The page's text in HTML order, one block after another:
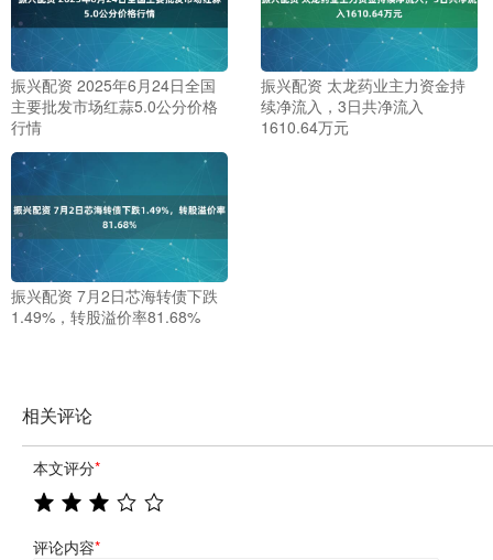
振兴配资 2025年6月24日全国
主要批发市场红蒜5.0公分价格
行情
振兴配资 太龙药业主力资金持
续净流入，3日共净流入
1610.64万元
振兴配资 7月2日芯海转债下跌
1.49%，转股溢价率81.68%
相关评论
本文评分*
评论内容*